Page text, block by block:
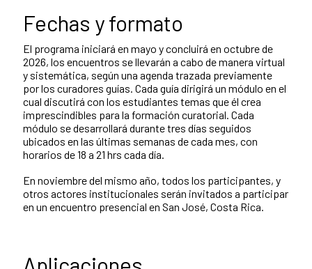
Fechas y formato
El programa iniciará en mayo y concluirá en octubre de
2026, los encuentros se llevarán a cabo de manera virtual
y sistemática, según una agenda trazada previamente
por los curadores guías. Cada guía dirigirá un módulo en el
cual discutirá con los estudiantes temas que él crea
imprescindibles para la formación curatorial. Cada
módulo se desarrollará durante tres días seguidos
ubicados en las últimas semanas de cada mes, con
horarios de 18 a 21 hrs cada día.
En noviembre del mismo año, todos los participantes, y
otros actores institucionales serán invitados a participar
en un encuentro presencial en San José, Costa Rica.